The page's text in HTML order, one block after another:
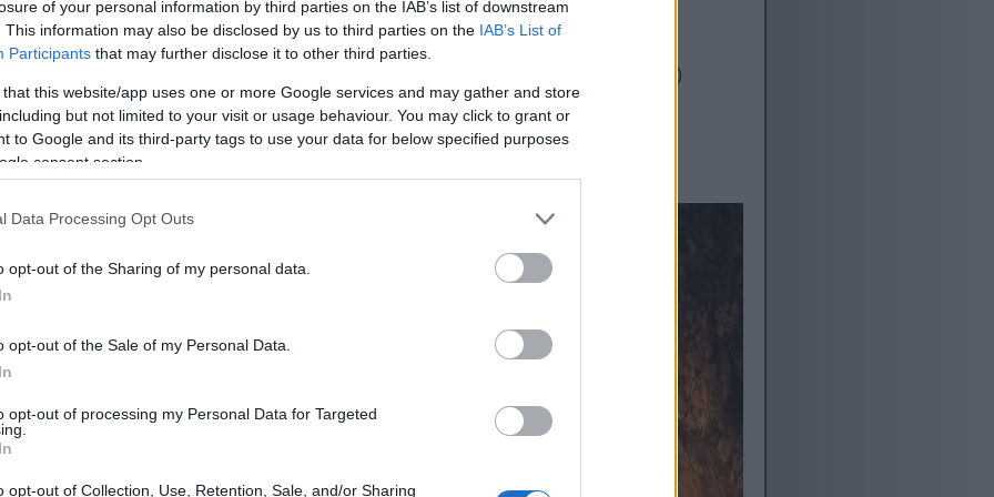
of your personal information by third parties on the IAB’s list of downstream
This information may also be disclosed by us to third parties on the IAB’s List of
Participants that may further disclose it to other third parties.
that this website/app uses one or more Google services and may gather and store
but not limited to your visit or usage behaviour. You may click to grant or
to Google and its third-party tags to use your data for below specified purposes
consent section.
Data Processing Opt Outs
opt-out of the Sharing of my personal data.
opt-out of the Sale of my Personal Data.
opt-out of processing my Personal Data for Targeted
opt-out of Collection, Use, Retention, Sale, and/or Sharing
maus em todas as variedades.
considere ser completamente espetacular ao gostar e subscrever o
:-)
nesta luta contra o chefe